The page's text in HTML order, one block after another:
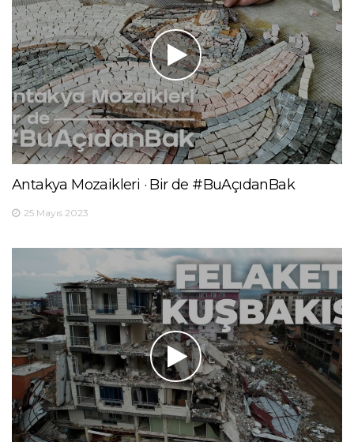
Antakya Mozaikleri · Bir de #BuAçıdanBak
25 Mayıs 2023